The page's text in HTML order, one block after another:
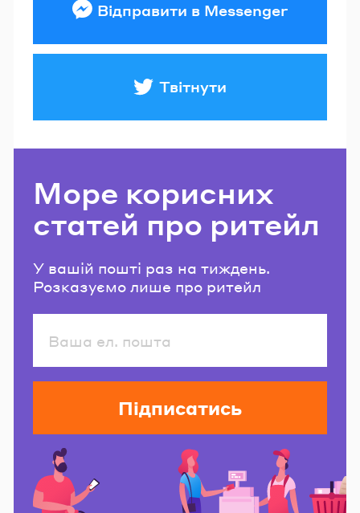
Відправити в Messenger
Твітнути
Море корисних
статей про ритейл
У вашій пошті раз на тиждень.
Розказуємо лише про ритейл
Підписатись